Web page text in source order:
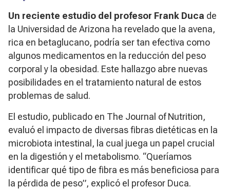
Un reciente estudio del profesor Frank Duca de
la Universidad de Arizona ha revelado que la avena,
rica en betaglucano, podría ser tan efectiva como
algunos medicamentos en la reducción del peso
corporal y la obesidad. Este hallazgo abre nuevas
posibilidades en el tratamiento natural de estos
problemas de salud.
El estudio, publicado en The Journal of Nutrition,
evaluó el impacto de diversas fibras dietéticas en la
microbiota intestinal, la cual juega un papel crucial
en la digestión y el metabolismo. “Queríamos
identificar qué tipo de fibra es más beneficiosa para
la pérdida de peso”, explicó el profesor Duca.